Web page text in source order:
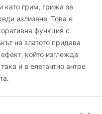
като грим, грижа за
излизане. Това е
функция с
на златото придава
който изглежда
и в елегантно антре